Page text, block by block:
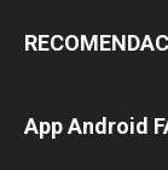
App Android